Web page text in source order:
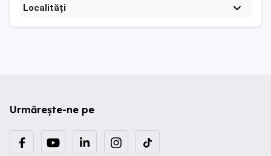
Localități
Urmărește-ne pe